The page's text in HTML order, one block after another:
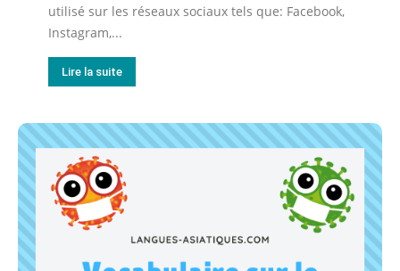
utilisé sur les réseaux sociaux tels que: Facebook,
Instagram,...
Lire la suite